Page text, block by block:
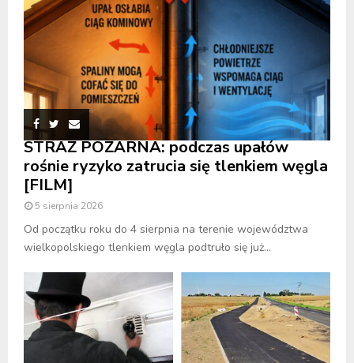
STRAŻ POŻARNA: podczas upałów
rośnie ryzyko zatrucia się tlenkiem węgla
[FILM]
5 sierpnia 2026
Od początku roku do 4 sierpnia na terenie województwa
wielkopolskiego tlenkiem węgla podtruło się już...